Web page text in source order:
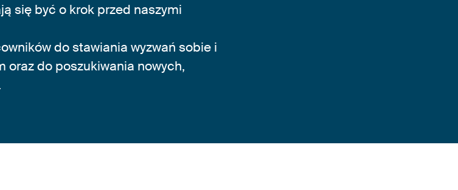
się być o krok przed naszymi
do stawiania wyzwań sobie i
oraz do poszukiwania nowych,